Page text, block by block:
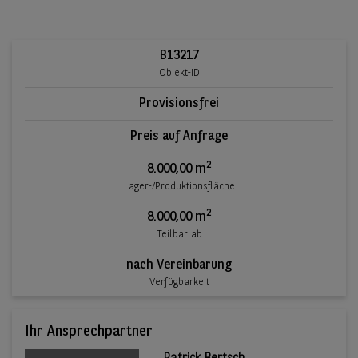
B13217
Objekt-ID
Provisionsfrei
Preis auf Anfrage
8.000,00 m2
Lager-/Produktionsfläche
8.000,00 m2
Teilbar ab
nach Vereinbarung
Verfügbarkeit
Ihr Ansprechpartner